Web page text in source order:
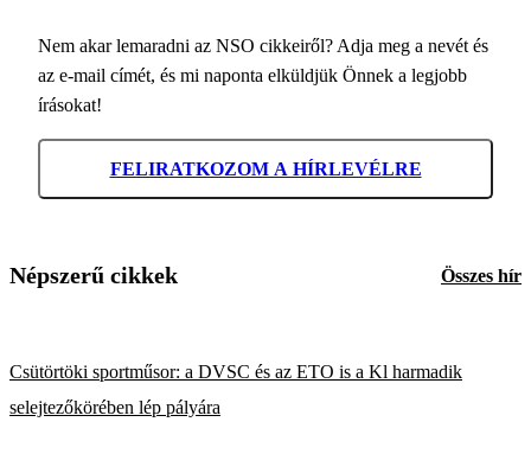
Nem akar lemaradni az NSO cikkeiről? Adja meg a nevét és
az e-mail címét, és mi naponta elküldjük Önnek a legjobb
írásokat!
FELIRATKOZOM A HÍRLEVÉLRE
Népszerű cikkek Összes hír
Csütörtöki sportműsor: a DVSC és az ETO is a Kl harmadik
selejtezőkörében lép pályára